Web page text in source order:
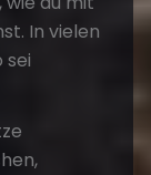
In vielen
sei